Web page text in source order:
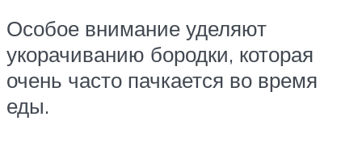
Особое внимание уделяют
укорачиванию бородки, которая
очень часто пачкается во время
еды.